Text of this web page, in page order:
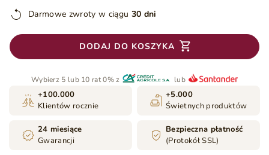
Darmowe zwroty w ciągu 30 dni
DODAJ DO KOSZYKA
Wybierz 5 lub 10 rat 0% z lub
+100.000
Klientów rocznie
+5.000
Świetnych produktów
24 miesiące
Gwarancji
Bezpieczna płatność
(Protokół SSL)